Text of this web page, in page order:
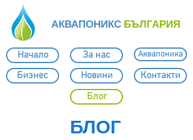
АКВАПОНИКС БЪЛГАРИЯ
Начало
Бизнес
За нас
Новини
Аквапоника
Контакти
Блог
БЛОГ